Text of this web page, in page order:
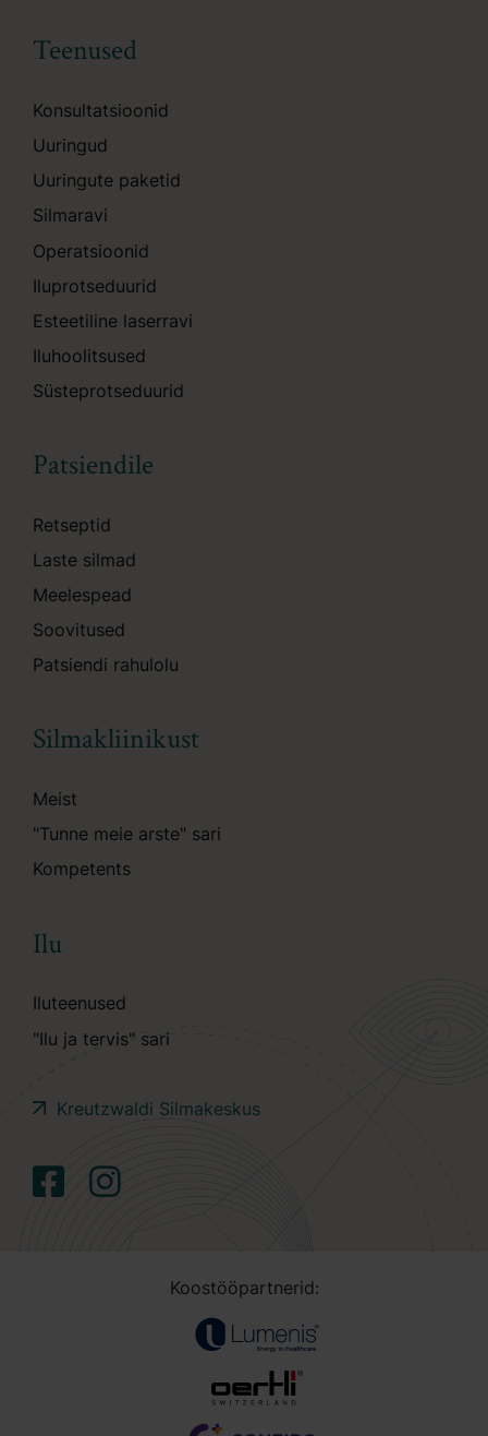
Teenused
Konsultatsioonid
Uuringud
Uuringute paketid
Silmaravi
Operatsioonid
Iluprotseduurid
Esteetiline laserravi
Iluhoolitsused
Süsteprotseduurid
Patsiendile
Retseptid
Laste silmad
Meelespead
Soovitused
Patsiendi rahulolu
Silmakliinikust
Meist
"Tunne meie arste" sari
Kompetents
Ilu
Iluteenused
"Ilu ja tervis" sari
Kreutzwaldi Silmakeskus
Koostööpartnerid: